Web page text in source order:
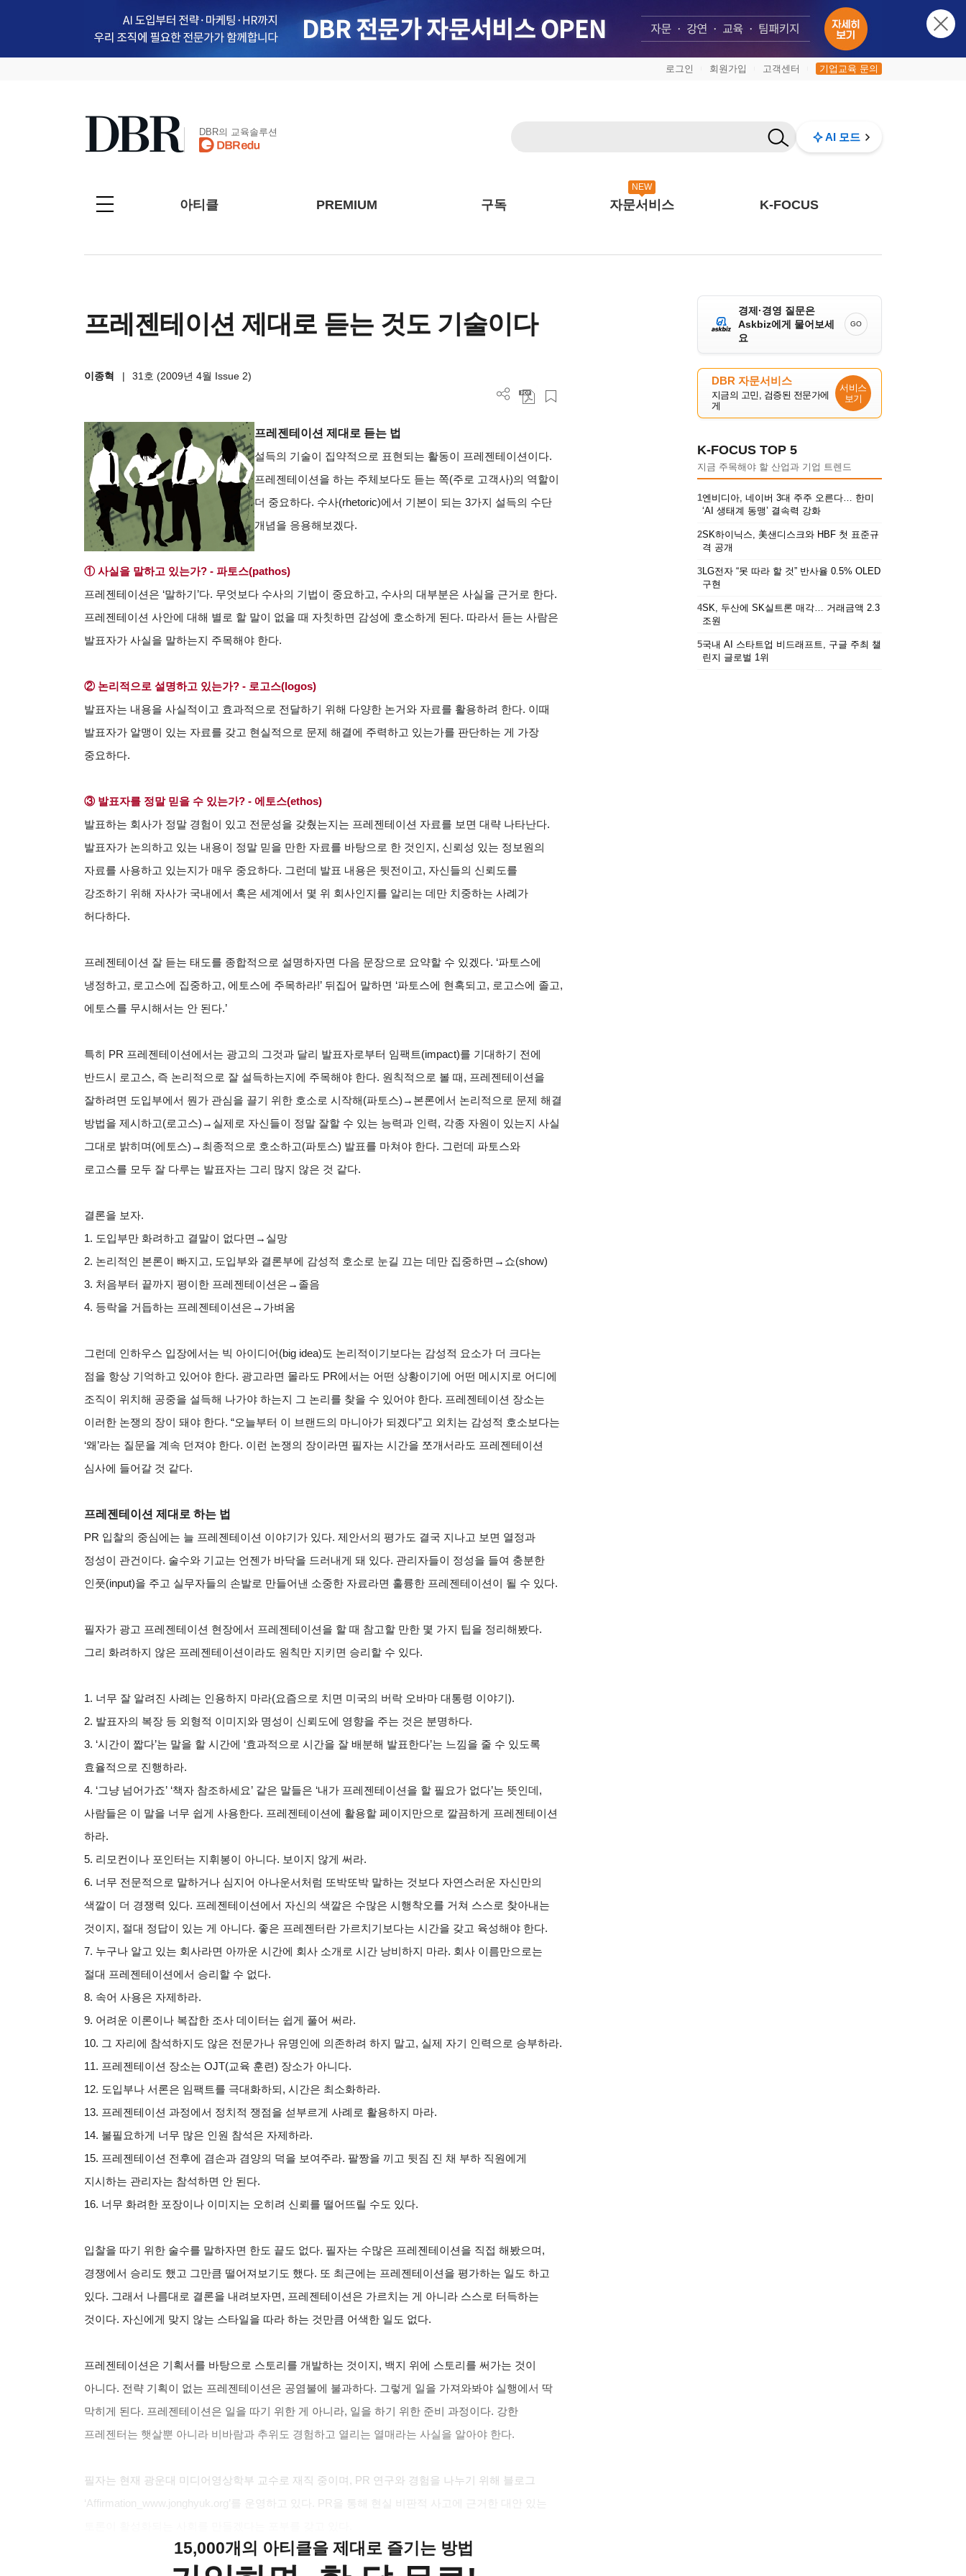
로그인 회원가입 고객센터 기업교육 문의
DBR의 교육솔루션 AI 모드
아티클 PREMIUM 구독
NEW
자문서비스 K-FOCUS
프레젠테이션 제대로 듣는 것도 기술이다
이종혁 | 31호 (2009년 4월 Issue 2)
프레젠테이션 제대로 듣는 법
설득의 기술이 집약적으로 표현되는 활동이 프레젠테이션이다.
프레젠테이션을 하는 주체보다도 듣는 쪽(주로 고객사)의 역할이
더 중요하다. 수사(rhetoric)에서 기본이 되는 3가지 설득의 수단
개념을 응용해보겠다.
① 사실을 말하고 있는가? - 파토스(pathos)
프레젠테이션은 ‘말하기’다. 무엇보다 수사의 기법이 중요하고, 수사의 대부분은 사실을 근거로 한다.
프레젠테이션 사안에 대해 별로 할 말이 없을 때 자칫하면 감성에 호소하게 된다. 따라서 듣는 사람은
발표자가 사실을 말하는지 주목해야 한다.
② 논리적으로 설명하고 있는가? - 로고스(logos)
발표자는 내용을 사실적이고 효과적으로 전달하기 위해 다양한 논거와 자료를 활용하려 한다. 이때
발표자가 알맹이 있는 자료를 갖고 현실적으로 문제 해결에 주력하고 있는가를 판단하는 게 가장
중요하다.
③ 발표자를 정말 믿을 수 있는가? - 에토스(ethos)
발표하는 회사가 정말 경험이 있고 전문성을 갖췄는지는 프레젠테이션 자료를 보면 대략 나타난다.
발표자가 논의하고 있는 내용이 정말 믿을 만한 자료를 바탕으로 한 것인지, 신뢰성 있는 정보원의
자료를 사용하고 있는지가 매우 중요하다. 그런데 발표 내용은 뒷전이고, 자신들의 신뢰도를
강조하기 위해 자사가 국내에서 혹은 세계에서 몇 위 회사인지를 알리는 데만 치중하는 사례가
허다하다.
프레젠테이션 잘 듣는 태도를 종합적으로 설명하자면 다음 문장으로 요약할 수 있겠다. ‘파토스에
냉정하고, 로고스에 집중하고, 에토스에 주목하라!’ 뒤집어 말하면 ‘파토스에 현혹되고, 로고스에 졸고,
에토스를 무시해서는 안 된다.’
특히 PR 프레젠테이션에서는 광고의 그것과 달리 발표자로부터 임팩트(impact)를 기대하기 전에
반드시 로고스, 즉 논리적으로 잘 설득하는지에 주목해야 한다. 원칙적으로 볼 때, 프레젠테이션을
잘하려면 도입부에서 뭔가 관심을 끌기 위한 호소로 시작해(파토스)→본론에서 논리적으로 문제 해결
방법을 제시하고(로고스)→실제로 자신들이 정말 잘할 수 있는 능력과 인력, 각종 자원이 있는지 사실
그대로 밝히며(에토스)→최종적으로 호소하고(파토스) 발표를 마쳐야 한다. 그런데 파토스와
로고스를 모두 잘 다루는 발표자는 그리 많지 않은 것 같다.
결론을 보자.
1. 도입부만 화려하고 결말이 없다면→실망
2. 논리적인 본론이 빠지고, 도입부와 결론부에 감성적 호소로 눈길 끄는 데만 집중하면→쇼(show)
3. 처음부터 끝까지 평이한 프레젠테이션은→졸음
4. 등락을 거듭하는 프레젠테이션은→가벼움
그런데 인하우스 입장에서는 빅 아이디어(big idea)도 논리적이기보다는 감성적 요소가 더 크다는
점을 항상 기억하고 있어야 한다. 광고라면 몰라도 PR에서는 어떤 상황이기에 어떤 메시지로 어디에
조직이 위치해 공중을 설득해 나가야 하는지 그 논리를 찾을 수 있어야 한다. 프레젠테이션 장소는
이러한 논쟁의 장이 돼야 한다. “오늘부터 이 브랜드의 마니아가 되겠다”고 외치는 감성적 호소보다는
‘왜’라는 질문을 계속 던져야 한다. 이런 논쟁의 장이라면 필자는 시간을 쪼개서라도 프레젠테이션
심사에 들어갈 것 같다.
프레젠테이션 제대로 하는 법
PR 입찰의 중심에는 늘 프레젠테이션 이야기가 있다. 제안서의 평가도 결국 지나고 보면 열정과
정성이 관건이다. 술수와 기교는 언젠가 바닥을 드러내게 돼 있다. 관리자들이 정성을 들여 충분한
인풋(input)을 주고 실무자들의 손발로 만들어낸 소중한 자료라면 훌륭한 프레젠테이션이 될 수 있다.
필자가 광고 프레젠테이션 현장에서 프레젠테이션을 할 때 참고할 만한 몇 가지 팁을 정리해봤다.
그리 화려하지 않은 프레젠테이션이라도 원칙만 지키면 승리할 수 있다.
1. 너무 잘 알려진 사례는 인용하지 마라(요즘으로 치면 미국의 버락 오바마 대통령 이야기).
2. 발표자의 복장 등 외형적 이미지와 명성이 신뢰도에 영향을 주는 것은 분명하다.
3. ‘시간이 짧다’는 말을 할 시간에 ‘효과적으로 시간을 잘 배분해 발표한다’는 느낌을 줄 수 있도록
효율적으로 진행하라.
4. ‘그냥 넘어가죠’ ‘책자 참조하세요’ 같은 말들은 ‘내가 프레젠테이션을 할 필요가 없다’는 뜻인데,
사람들은 이 말을 너무 쉽게 사용한다. 프레젠테이션에 활용할 페이지만으로 깔끔하게 프레젠테이션
하라.
5. 리모컨이나 포인터는 지휘봉이 아니다. 보이지 않게 써라.
6. 너무 전문적으로 말하거나 심지어 아나운서처럼 또박또박 말하는 것보다 자연스러운 자신만의
색깔이 더 경쟁력 있다. 프레젠테이션에서 자신의 색깔은 수많은 시행착오를 거쳐 스스로 찾아내는
것이지, 절대 정답이 있는 게 아니다. 좋은 프레젠터란 가르치기보다는 시간을 갖고 육성해야 한다.
7. 누구나 알고 있는 회사라면 아까운 시간에 회사 소개로 시간 낭비하지 마라. 회사 이름만으로는
절대 프레젠테이션에서 승리할 수 없다.
8. 속어 사용은 자제하라.
9. 어려운 이론이나 복잡한 조사 데이터는 쉽게 풀어 써라.
10. 그 자리에 참석하지도 않은 전문가나 유명인에 의존하려 하지 말고, 실제 자기 인력으로 승부하라.
11. 프레젠테이션 장소는 OJT(교육 훈련) 장소가 아니다.
12. 도입부나 서론은 임팩트를 극대화하되, 시간은 최소화하라.
13. 프레젠테이션 과정에서 정치적 쟁점을 섣부르게 사례로 활용하지 마라.
14. 불필요하게 너무 많은 인원 참석은 자제하라.
15. 프레젠테이션 전후에 겸손과 겸양의 덕을 보여주라. 팔짱을 끼고 뒷짐 진 채 부하 직원에게
지시하는 관리자는 참석하면 안 된다.
16. 너무 화려한 포장이나 이미지는 오히려 신뢰를 떨어뜨릴 수도 있다.
입찰을 따기 위한 술수를 말하자면 한도 끝도 없다. 필자는 수많은 프레젠테이션을 직접 해봤으며,
경쟁에서 승리도 했고 그만큼 떨어져보기도 했다. 또 최근에는 프레젠테이션을 평가하는 일도 하고
있다. 그래서 나름대로 결론을 내려보자면, 프레젠테이션은 가르치는 게 아니라 스스로 터득하는
것이다. 자신에게 맞지 않는 스타일을 따라 하는 것만큼 어색한 일도 없다.
프레젠테이션은 기획서를 바탕으로 스토리를 개발하는 것이지, 백지 위에 스토리를 써가는 것이
아니다. 전략 기획이 없는 프레젠테이션은 공염불에 불과하다. 그렇게 일을 가져와봐야 실행에서 딱
막히게 된다. 프레젠테이션은 일을 따기 위한 게 아니라, 일을 하기 위한 준비 과정이다. 강한
프레젠터는 햇살뿐 아니라 비바람과 추위도 경험하고 열리는 열매라는 사실을 알아야 한다.
필자는 현재 광운대 미디어영상학부 교수로 재직 중이며, PR 연구와 경험을 나누기 위해 블로그
‘Affirmation_www.jonghyuk.org’를 운영하고 있다. PR을 통해 현실 비판적 사고에 근거한 대안 있는
15,000개의 아티클을 제대로 즐기는 방법
경제·경영 질문은
Askbiz에게 물어보세
요
GO
DBR 자문서비스
지금의 고민, 검증된 전문가에
게
서비스
보기
K-FOCUS TOP 5
지금 주목해야 할 산업과 기업 트렌드
1엔비디아, 네이버 3대 주주 오른다… 한미
‘AI 생태계 동맹’ 결속력 강화
2SK하이닉스, 美샌디스크와 HBF 첫 표준규
격 공개
3LG전자 “못 따라 할 것” 반사율 0.5% OLED
구현
4SK, 두산에 SK실트론 매각… 거래금액 2.3
조원
5국내 AI 스타트업 비드래프트, 구글 주최 챌
린지 글로벌 1위